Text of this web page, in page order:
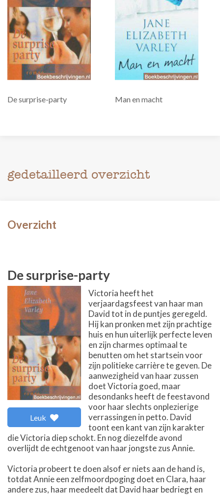
De surprise-party Man en macht
gedetailleerd overzicht
Overzicht
De surprise-party
Leuk
Victoria heeft het
verjaardagsfeest van haar man
David tot in de puntjes geregeld.
Hij kan pronken met zijn prachtige
huis en hun uiterlijk perfecte leven
en zijn charmes optimaal te
benutten om het startsein voor
zijn politieke carrière te geven. De
aanwezigheid van haar zussen
doet Victoria goed, maar
desondanks heeft de feestavond
voor haar slechts onplezierige
verrassingen in petto. David
toont een kant van zijn karakter
die Victoria diep schokt. En nog diezelfde avond
overlijdt de echtgenoot van haar jongste zus Annie.
Victoria probeert te doen alsof er niets aan de hand is,
totdat Annie een zelfmoordpoging doet en Clara, haar
andere zus, haar meedeelt dat David haar bedriegt en